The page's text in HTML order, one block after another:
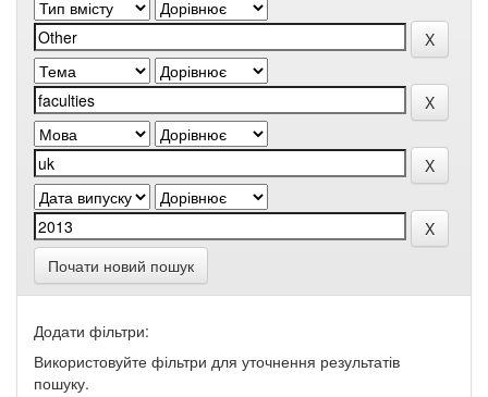
Почати новий пошук
Додати фільтри:
Використовуйте фільтри для уточнення результатів
пошуку.